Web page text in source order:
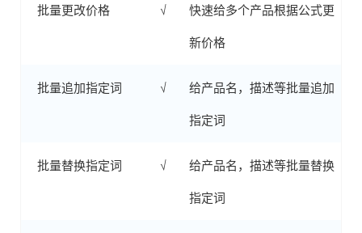
批量更改价格 √
快速给多个产品根据公式更
新价格
批量追加指定词 √
给产品名，描述等批量追加
指定词
批量替换指定词 √
给产品名，描述等批量替换
指定词